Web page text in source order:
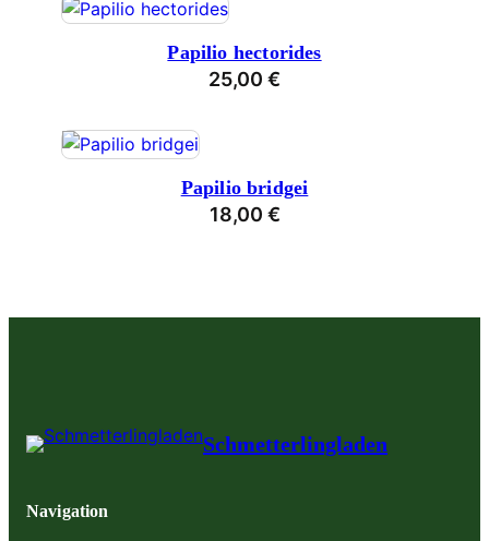
Papilio hectorides
25,00 €
Papilio bridgei
18,00 €
Schmetterlingladen
Navigation